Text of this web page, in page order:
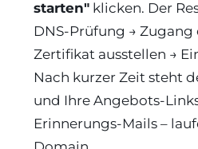
starten" klicken. Der
DNS-Prüfung →
Zertifikat ausstellen →
Nach kurzer Zeit steht
und Ihre Angebots-
Erinnerungs-Mails –